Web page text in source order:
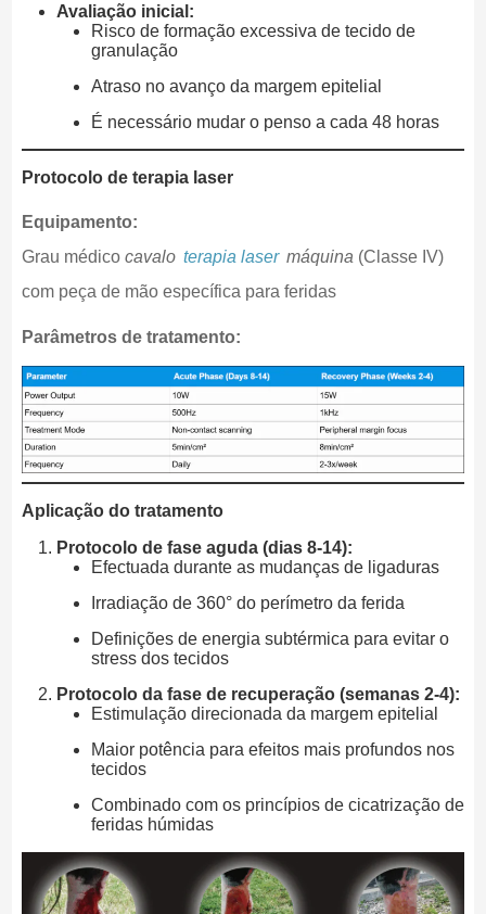
Avaliação inicial:
Risco de formação excessiva de tecido de
granulação
Atraso no avanço da margem epitelial
É necessário mudar o penso a cada 48 horas
Protocolo de terapia laser
Equipamento:
Grau médico cavalo terapia laser máquina (Classe IV)
com peça de mão específica para feridas
Parâmetros de tratamento:
Aplicação do tratamento
Protocolo de fase aguda (dias 8-14):
Efectuada durante as mudanças de ligaduras
Irradiação de 360° do perímetro da ferida
Definições de energia subtérmica para evitar o
stress dos tecidos
Protocolo da fase de recuperação (semanas 2-4):
Estimulação direcionada da margem epitelial
Maior potência para efeitos mais profundos nos
tecidos
Combinado com os princípios de cicatrização de
feridas húmidas